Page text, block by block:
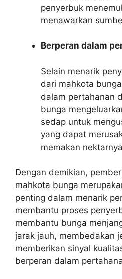
penyerbuk
menawarkan
Berperan dalam
Selain menarik
dari mahkota
dalam pertahanan
bunga
sedap untuk
yang dapat
memakan
Dengan demikian,
mahkota bunga
penting dalam menarik
membantu proses
membantu bunga
jarak jauh, membedakan
memberikan sinyal
berperan dalam